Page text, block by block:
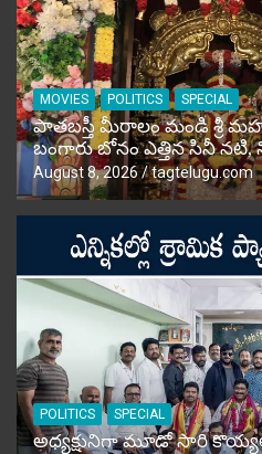
MOVIES POLITICS SPECIAL
పాతబస్తీ మీరాలం మండి శ్రీ
బంగారు బోనం ఎత్తిన సినీ
August 8, 2026 tagtelugu.com
POLITICS SPECIAL
అధ్యక్షునిగా మూడో సారి